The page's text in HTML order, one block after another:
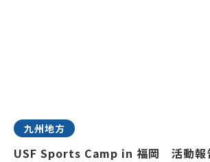
九州地方
USF Sports Camp in 福岡 活動報